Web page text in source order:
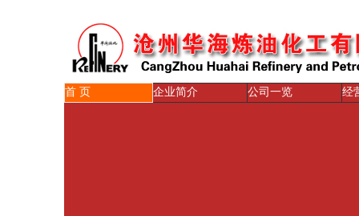
首 页 企业简介 公司一览 经